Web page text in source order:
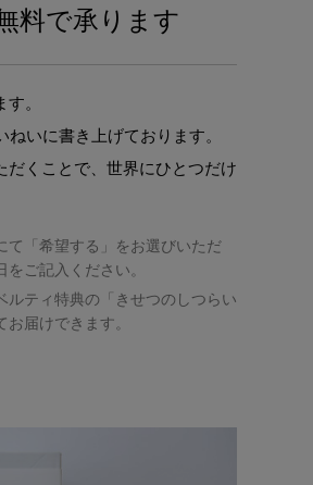
料で承ります
。
いに書き上げております。
くことで、世界にひとつだけ
「希望する」をお選びいただ
ご記入ください。
ティ特典の「きせつのしつらい
届けできます。